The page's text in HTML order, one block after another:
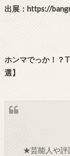
出展：https://
ホンマでっか！？
選】
★芸能人や評